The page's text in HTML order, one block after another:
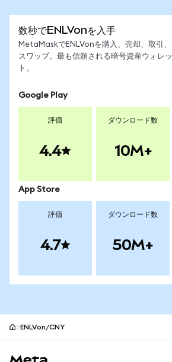
数秒でENLVonを入手
MetaMaskでENLVonを購入、売却、取引、
スワップ。最も信頼される暗号資産ウォレッ
ト。
Google Play
評価
4.4
ダウンロード数
10M+
App Store
評価
4.7
ダウンロード数
50M+
ENLVon/CNY